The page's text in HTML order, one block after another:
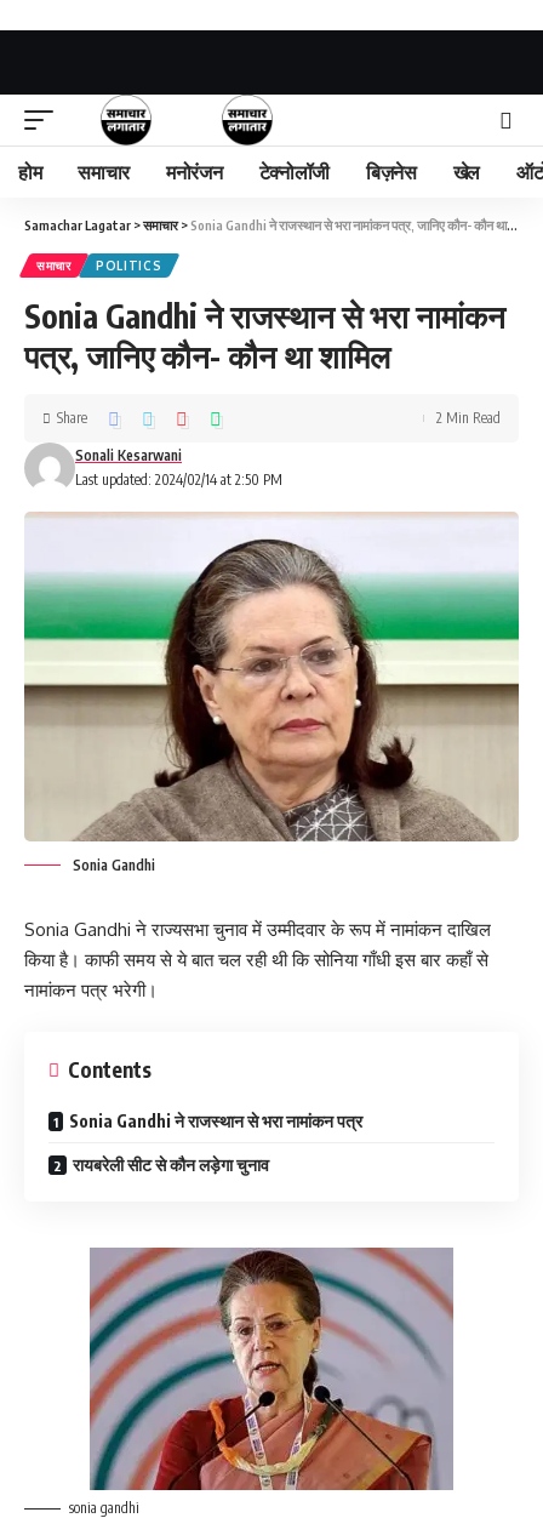
होम समाचार मनोरंजन टेक्नोलॉजी बिज़नेस खेल
Samachar Lagatar >समाचार>Sonia Gandhi ने राजस्थान से भरा नामांकन पत्र, जानिए कौन- कौन था शामिल
समाचार POLITICS
Sonia Gandhi ने राजस्थान से भरा नामांकन
पत्र, जानिए कौन- कौन था शामिल
Last updated: 2024/02/14 at 2:50 PM
Sonali Kesarwani
Share 2 Min Read
Sonia Gandhi
Sonia Gandhi ने राज्यसभा चुनाव में उम्मीदवार के रूप में नामांकन दाखिल
किया है। काफी समय से ये बात चल रही थी कि सोनिया गाँधी इस बार कहाँ से
नामांकन पत्र भरेगी।
Contents
Sonia Gandhi ने राजस्थान से भरा नामांकन पत्र
रायबरेली सीट से कौन लड़ेगा चुनाव
sonia gandhi